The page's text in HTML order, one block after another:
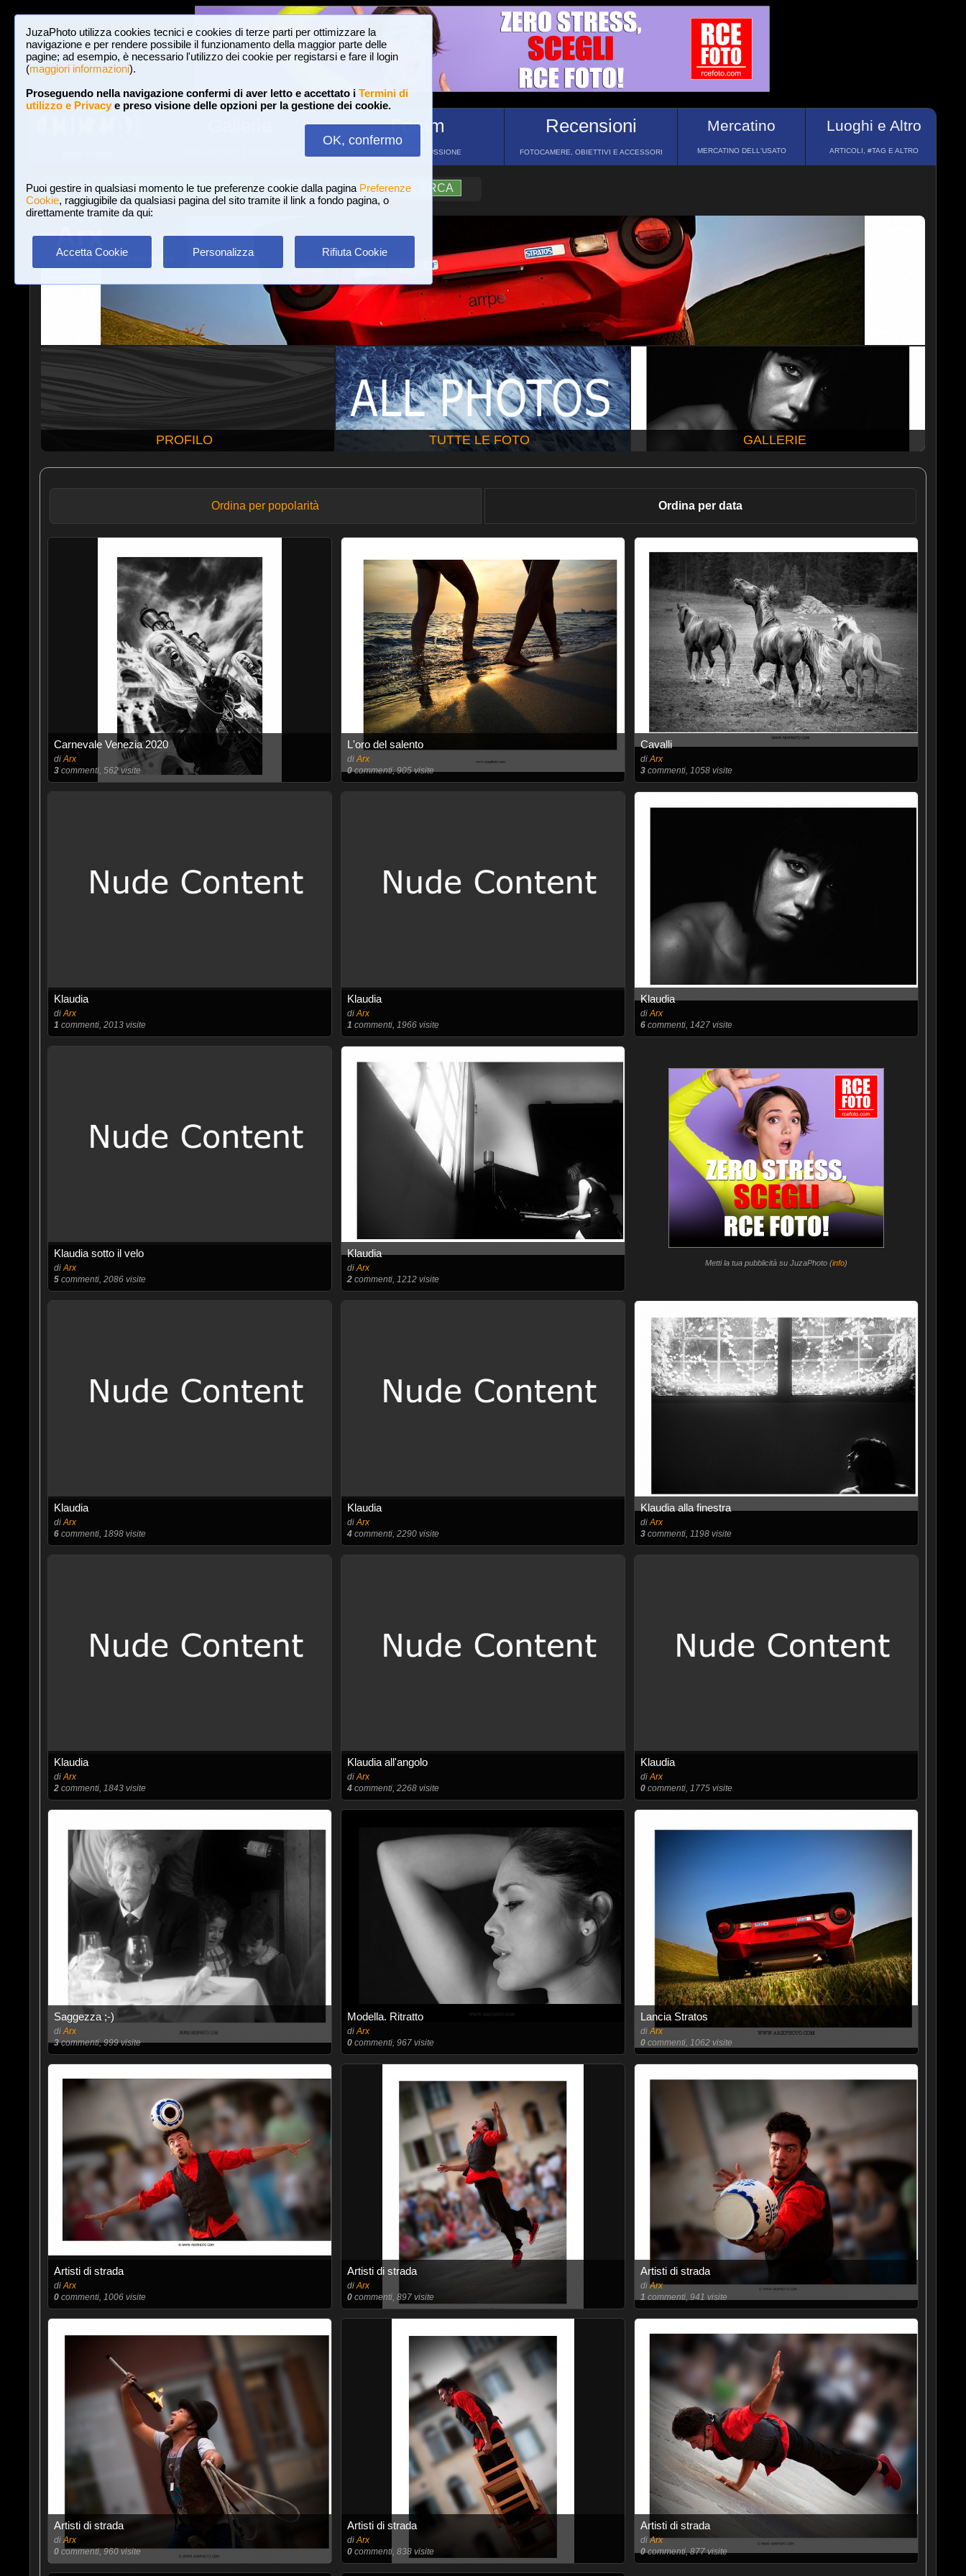
JuzaPhoto utilizza cookies tecnici e cookies di terze parti per ottimizzare la
navigazione e per rendere possibile il funzionamento della maggior parte delle
pagine; ad esempio, è necessario l'utilizzo dei cookie per registarsi e fare il login
(maggiori informazioni).
Proseguendo nella navigazione confermi di aver letto e accettato i Termini di
utilizzo e Privacye preso visione delle opzioni per la gestione dei cookie.
OK, confermo
Puoi gestire in qualsiasi momento le tue preferenze cookie dalla pagina Preferenze
Cookie, raggiugibile da qualsiasi pagina del sito tramite il link a fondo pagina, o
direttamente tramite da qui:
Accetta Cookie Personalizza Rifiuta Cookie
Forum
FORUM DI DISCUSSIONE
Recensioni
FOTOCAMERE, OBIETTIVI E ACCESSORI
Mercatino
MERCATINO DELL'USATO
Luoghi e Altro
ARTICOLI, #TAG E ALTRO
Login Iscriviti a JuzaPhoto! A A ?AIUTO RICERCA
Arx
www.juzaphoto.com/p/Arx
PROFILO TUTTE LE FOTO GALLERIE
Ordina per popolarità Ordina per data
Carnevale Venezia 2020
diArx
3commenti, 562 visite
L'oro del salento
diArx
0commenti, 905 visite
Cavalli
diArx
3 commenti, 1058 visite
Klaudia
diArx
1 commenti, 2013 visite
Klaudia
diArx
1 commenti, 1966 visite
Klaudia
diArx
6 commenti, 1427 visite
Klaudia sotto il velo
diArx
5commenti, 2086 visite
Klaudia
diArx
2commenti, 1212 visite
Metti la tua pubblicità su JuzaPhoto (info)
Klaudia
diArx
6commenti, 1898 visite
Klaudia
diArx
4commenti, 2290 visite
Klaudia alla finestra
diArx
3 commenti, 1198 visite
Klaudia
diArx
2commenti, 1843 visite
Klaudia all'angolo
diArx
4commenti, 2268 visite
Klaudia
diArx
0 commenti, 1775 visite
Saggezza ;-)
diArx
3commenti, 999 visite
Modella. Ritratto
diArx
0commenti, 967 visite
Lancia Stratos
diArx
0 commenti, 1062 visite
Artisti di strada
diArx
0commenti, 1006 visite
Artisti di strada
diArx
0commenti, 897 visite
Artisti di strada
diArx
1 commenti, 941 visite
Artisti di strada
diArx
0commenti, 960 visite
Artisti di strada
diArx
0commenti, 838 visite
Artisti di strada
diArx
0commenti, 877 visite